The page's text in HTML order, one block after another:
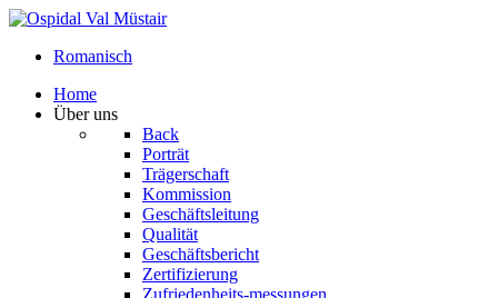
Romanisch
Home
Über uns
Back
Porträt
Trägerschaft
Kommission
Geschäftsleitung
Qualität
Geschäftsbericht
Zertifizierung
Zufriedenheits-messungen